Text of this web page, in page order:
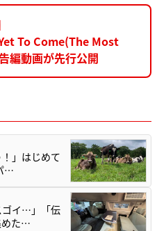
To Come(The Most
動画が先行公開
！」はじめて
…
ゴイ…」「伝
めた…